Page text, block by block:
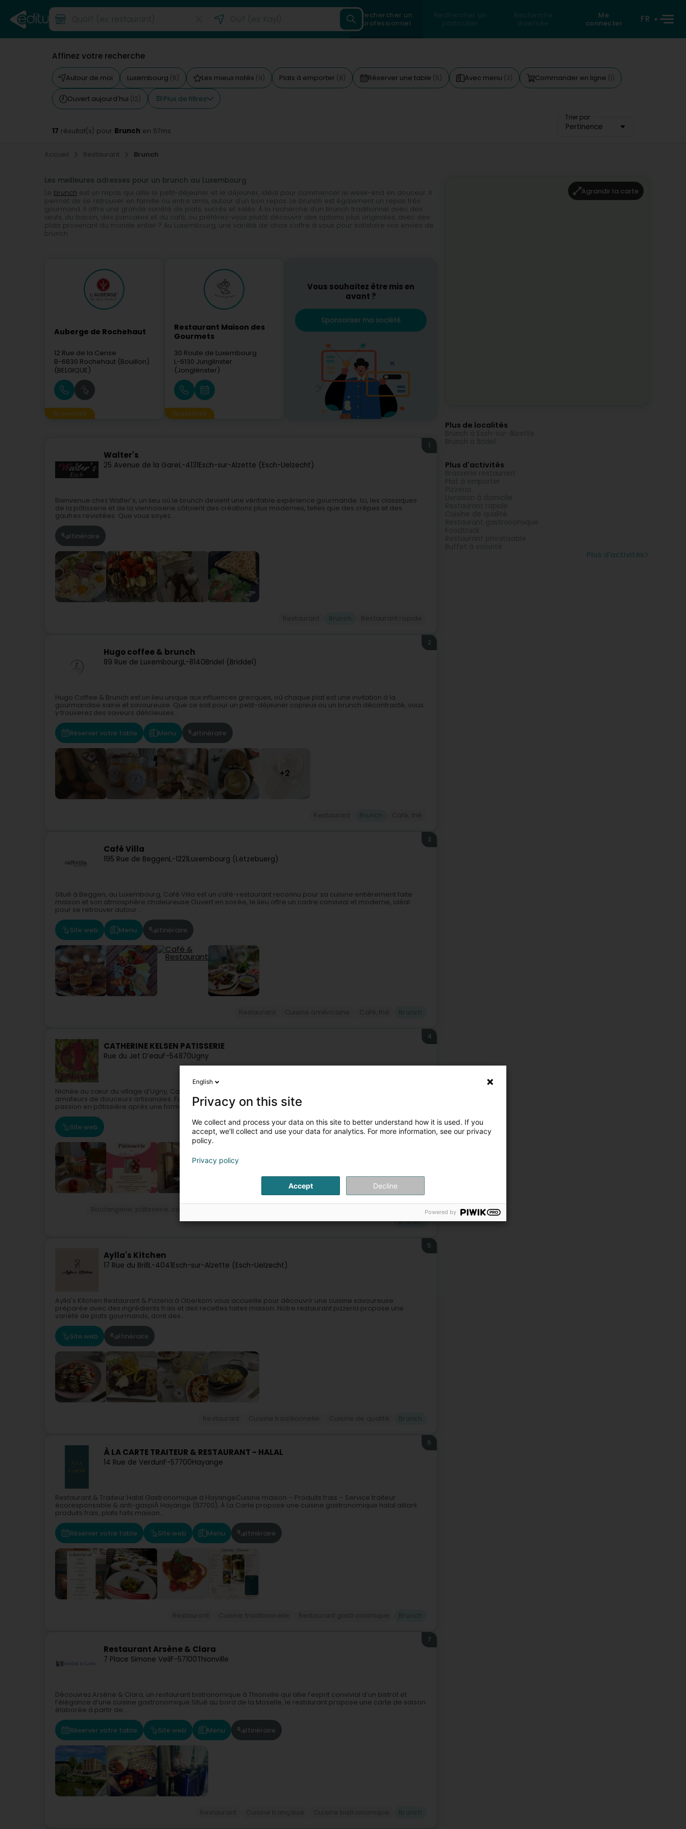
Rechercher un
professionnel
Rechercher un
particulier
Recherche
inversée
Me
connecter
FR
Affinez votre recherche
Autour de moi Luxembourg (6) Les mieux notés (9) Plats à emporter (8) Réserver une table (5) Avec menu (3) Commander en ligne (1)
Ouvert aujourd'hui (12) Plus de filtres
Trier par
Pertinence
17 résultat(s) pour Brunch en 57ms
Accueil Restaurant Brunch
Les meilleures adresses pour un brunch au Luxembourg
Le brunch est un repas qui allie le petit-déjeuner et le déjeuner, idéal pour commencer le week-end en douceur. Il
permet de se retrouver en famille ou entre amis, autour d'un bon repas. Le brunch est également un repas très
gourmand. Il offre une grande variété de plats, sucrés et salés. À la recherche d'un brunch traditionnel avec des
œufs, du bacon, des pancakes et du café, ou préférez-vous plutôt découvrir des options plus originales, avec des
plats provenant du monde entier ? Au Luxembourg, une variété de choix s'offre à vous pour satisfaire vos envies de
brunch.
Auberge de Rochehaut
12 Rue de la Cense
B-6830 Rochehaut (Bouillon)
(BELGIQUE)
Sponsorisé
Restaurant Maison des
Gourmets
30 Route de Luxembourg
L-6130 Junglinster
(Jonglënster)
Sponsorisé
Vous souhaitez être mis en
avant ?
Sponsoriser ma société
Walter's
25 Avenue de la GareL-4131Esch-sur-Alzette (Esch-Uelzecht)
1
Bienvenue chez Walter's, un lieu où le brunch devient une véritable expérience gourmande. Ici, les classiques
de la pâtisserie et de la viennoiserie côtoient des créations plus modernes, telles que des crêpes et des
gaufres revisitées. Que vous soyez...
Itinéraire
Hugo coffee & brunch
89 Rue de LuxembourgL-8140Bridel (Briddel)
2
Hugo Coffee & Brunch est un lieu unique aux influences grecques, où chaque plat est une invitation à la
gourmandise saine et savoureuse. Que ce soit pour un petit-déjeuner copieux ou un brunch décontracté, vous
y trouverez des saveurs délicieuses...
Réserver votre table Menu Itinéraire
+2
Café Villa
195 Rue de BeggenL-1221Luxembourg (Lëtzebuerg)
3
Situé à Beggen, au Luxembourg, Café Villa est un café-restaurant reconnu pour sa cuisine entièrement faite
maison et son atmosphère chaleureuse.Ouvert en soirée, le lieu offre un cadre convivial et moderne, idéal
pour se retrouver autour...
Site web Menu Itinéraire
CATHERINE KELSEN PATISSERIE
Rue du Jet D’eauF-54870Ugny
4
Nichée au cœur du village d’Ugny, Catherine Kelsen Pâtisserie est une adresse incontournable pour les
amateurs de douceurs artisanales. Fondée par Catherine Kelsen, ancienne comptable reconvertie avec
passion en pâtissière après une formation à la...
Site web
Brunch
Aylla's Kitchen
17 Rue du BrillL-4041Esch-sur-Alzette (Esch-Uelzecht)
5
Aylla's Kitchen Restaurant & Pizzeria à Oberkorn vous accueille pour découvrir une cuisine savoureuse
préparée avec des ingrédients frais et des recettes faites maison. Notre restaurant pizzeria propose une
variété de plats gourmands, dont des...
Site web Itinéraire
À LA CARTE TRAITEUR & RESTAURANT - HALAL
14 Rue de VerdunF-57700Hayange
6
Restaurant & Traiteur Halal Gastronomique à HayangeCuisine maison – Produits frais – Service traiteur
écoresponsable & anti-gaspiÀ Hayange (57700), À La Carte propose une cuisine gastronomique halal alliant
produits frais, plats faits maison...
Réserver votre table Site web Menu Itinéraire
Restaurant Arsène & Clara
7 Place Simone VeilF-57100Thionville
7
Découvrez Arsène & Clara, un restaurant bistronomique à Thionville qui allie l’esprit convivial d’un bistrot et
l’élégance d’une cuisine gastronomique.Situé au bord de la Moselle, le restaurant propose une carte de saison
élaborée à partir de...
Réserver votre table Site web Menu Itinéraire
Agrandir la carte
Plus de localités
Plus d'activités
Plus d'activités
English
Privacy on this site
We collect and process your data on this site to better understand how it is used. If you
accept, we'll collect and use your data for analytics. For more information, see our privacy
policy.
Privacy policy
Accept Decline
Powered by